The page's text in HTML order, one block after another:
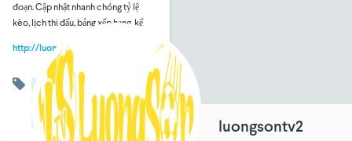
luongsontv2
đoạn. Cập nhật nhanh chóng tỷ lệ
kèo, lịch thi đấu, bảng xếp hạng, kế
http://luongsontv2.com
eCommerce
Community & Non-Profit
Blogs & Social Media